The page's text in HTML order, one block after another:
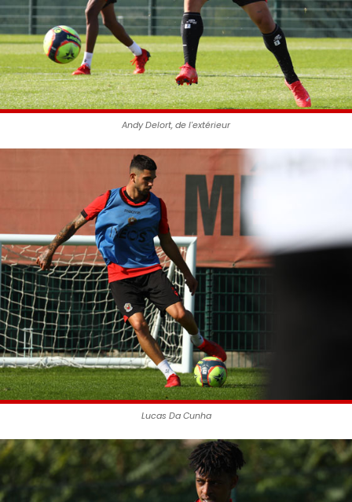
Andy Delort, de l'extérieur
Lucas Da Cunha